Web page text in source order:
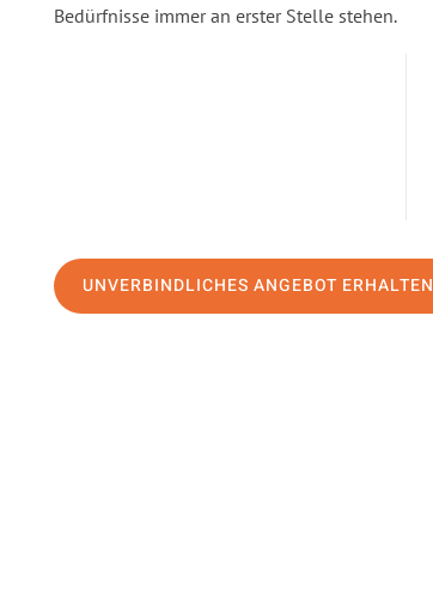
Bedürfnisse immer an erster Stelle stehen.
UNVERBINDLICHES ANGEBOT ERHALTEN